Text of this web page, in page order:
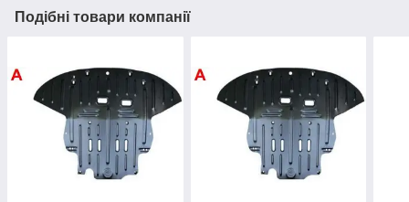
Подібні товари компанії